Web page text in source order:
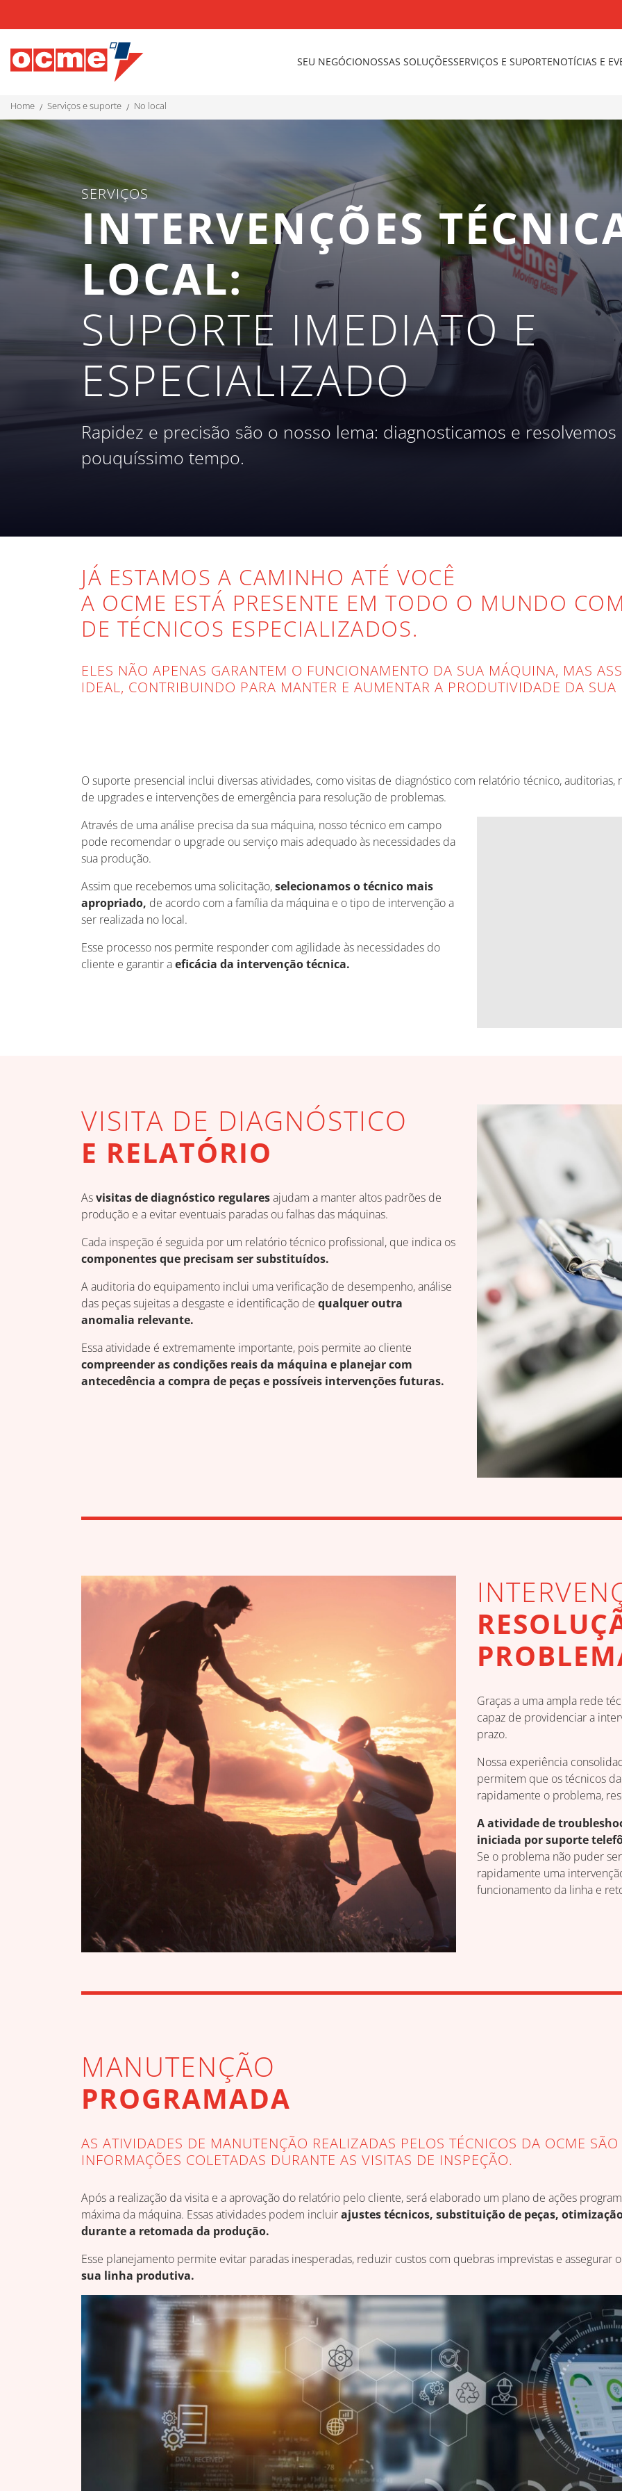
SEU NEGÓCIONOSSAS SOLUÇÕESSERVIÇOS E SUPORTENOTÍCIAS E
home serviços e suporte no local
SERVIÇOS
INTERVENÇÕES
LOCAL:
SUPORTE IMEDIATO E
ESPECIALIZADO
Rapidez e precisão são o nosso lema: diagnosticamos e
pouquíssimo tempo.
JÁ ESTAMOS A CAMINHO ATÉ VOCÊ
A OCME ESTÁ PRESENTE EM TODO O MUNDO
DE TÉCNICOS ESPECIALIZADOS.
ELES NÃO APENAS GARANTEM O FUNCIONAMENTO DA SUA MÁQUINA, MAS
IDEAL, CONTRIBUINDO PARA MANTER E AUMENTAR A PRODUTIVIDADE DA
O suporte presencial inclui diversas atividades, como visitas de diagnóstico com relatório técnico, auditorias,
de upgrades e intervenções de emergência para resolução de problemas.
Através de uma análise precisa da sua máquina, nosso técnico em campo
pode recomendar o upgrade ou serviço mais adequado às necessidades da
sua produção.
Assim que recebemos uma solicitação,selecionamos o técnico mais
apropriado, de acordo com a família da máquina e o tipo de intervenção a
ser realizada no local.
Esse processo nos permite responder com agilidade às necessidades do
cliente e garantir aeficácia da intervenção técnica.
VISITA DE DIAGNÓSTICO
E RELATÓRIO
Asvisitas de diagnóstico regularesajudam a manter altos padrões de
produção e a evitar eventuais paradas ou falhas das máquinas.
Cada inspeção é seguida por um relatório técnico profissional, que indica os
componentes que precisam ser substituídos.
A auditoria do equipamento inclui uma verificação de desempenho, análise
das peças sujeitas a desgaste e identificação de qualquer outra
anomalia relevante.
Essa atividade é extremamente importante, pois permite ao cliente
compreender as condições reais da máquina e planejar com
antecedência a compra de peças e possíveis intervenções futuras.
Graças a uma ampla rede
capaz de providenciar a
prazo.
Nossa experiência
permitem que os técnicos
rapidamente o problema,
A atividade de
iniciada por suporte
Se o problema não puder
rapidamente uma
funcionamento da linha e
MANUTENÇÃO
PROGRAMADA
AS ATIVIDADES DE MANUTENÇÃO REALIZADAS PELOS TÉCNICOS DA OCME
INFORMAÇÕES COLETADAS DURANTE AS VISITAS DE INSPEÇÃO.
Após a realização da visita e a aprovação do relatório pelo cliente, será elaborado um plano de ações
máxima da máquina. Essas atividades podem incluirajustes técnicos, substituição de peças,
durante a retomada da produção.
Esse planejamento permite evitar paradas inesperadas, reduzir custos com quebras imprevistas e assegurar
sua linha produtiva.